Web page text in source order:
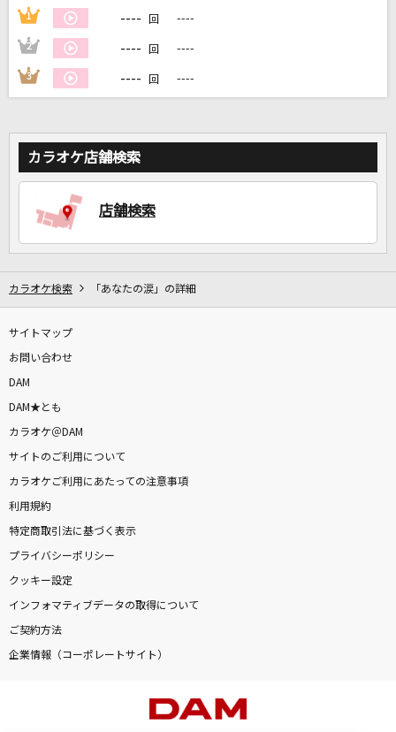
1 ---- 回 ----
2 ---- 回 ----
3 ---- 回 ----
カラオケ店舗検索
店舗検索
カラオケ検索 「あなたの涙」の詳細
サイトマップ
お問い合わせ
DAM
DAM★とも
カラオケ＠DAM
サイトのご利用について
カラオケご利用にあたっての注意事項
利用規約
特定商取引法に基づく表示
プライバシーポリシー
クッキー設定
インフォマティブデータの取得について
ご契約方法
企業情報（コーポレートサイト）